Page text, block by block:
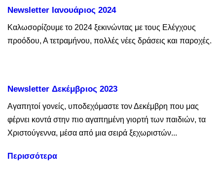
Newsletter Ιανουάριος 2024
Καλωσορίζουμε το 2024 ξεκινώντας με τους Ελέγχους
προόδου, Α τετραμήνου, πολλές νέες δράσεις και παροχές.
Newsletter Δεκέμβριος 2023
Αγαπητοί γονείς, υποδεχόμαστε τον Δεκέμβρη που μας
φέρνει κοντά στην πιο αγαπημένη γιορτή των παιδιών, τα
Χριστούγεννα, μέσα από μια σειρά ξεχωριστών...
Περισσότερα